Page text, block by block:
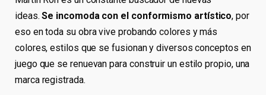
ideas.Se incomoda con el conformismo artístico, por
eso en toda su obra vive probando colores y más
colores, estilos que se fusionan y diversos conceptos en
juego que se renuevan para construir un estilo propio, una
marca registrada.